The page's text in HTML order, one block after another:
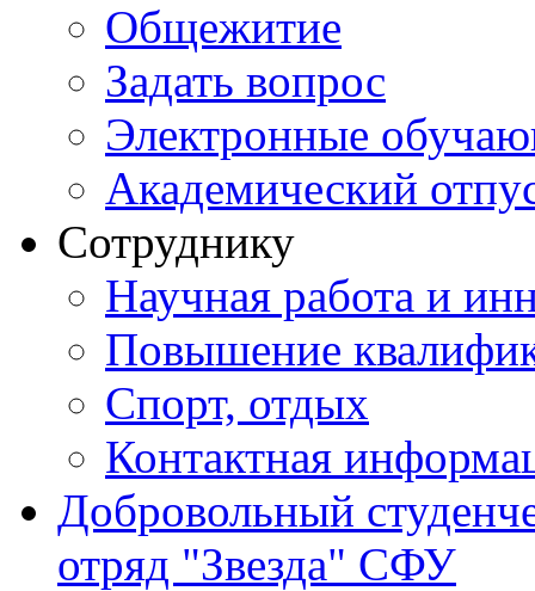
Общежитие
Задать вопрос
Электронные
Академический
Сотруднику
Научная работа и
Повышение
Спорт, отдых
Контактная
Добровольный
отряд "Звезда" СФУ